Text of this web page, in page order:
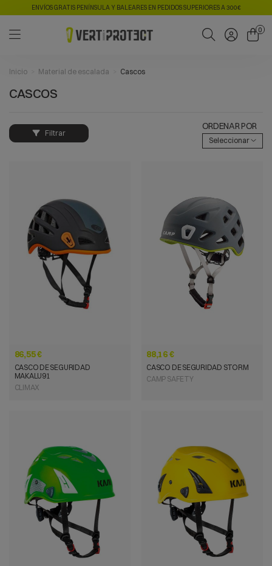
ENVÍOS GRATIS PENÍNSULA Y BALEARES EN PEDIDOS SUPERIORES A 300€
0
Inicio Material de escalada Cascos
CASCOS
Filtrar
ORDENAR POR
Seleccionar
VISTA RÁPIDA
86,55 €
CASCO DE SEGURIDAD
MAKALU91
CLIMAX
VISTA RÁPIDA
88,16 €
CASCO DE SEGURIDAD STORM
CAMP SAFETY
VISTA RÁPIDA VISTA RÁPIDA